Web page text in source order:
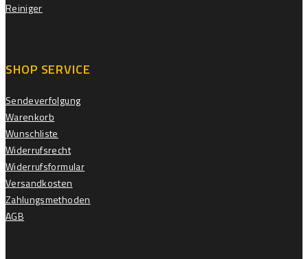
Reiniger
SHOP SERVICE
Sendeverfolgung
Warenkorb
Wunschliste
Widerrufsrecht
Widerrufsformular
Versandkosten
Zahlungsmethoden
AGB